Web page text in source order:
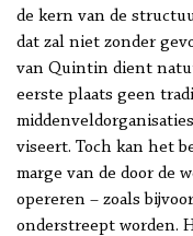
de kern van de
dat zal niet zonder
van Quintin dient
eerste plaats geen
viseert. Toch kan het
marge van de door de
opereren – zoals
onderstreept worden.